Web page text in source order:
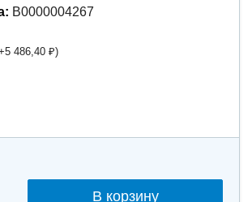
В0000004267
5 486,40 ₽)